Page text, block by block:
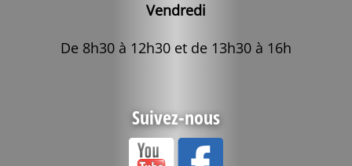
Vendredi
De 8h30 à 12h30 et de 13h30 à 16h
Suivez-nous